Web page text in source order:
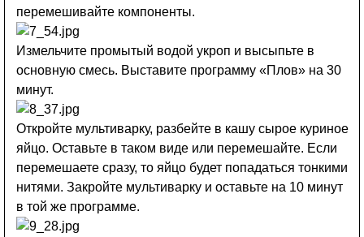
перемешивайте компоненты.
Измельчите промытый водой укроп и высыпьте в
основную смесь. Выставите программу «Плов» на 30
минут.
Откройте мультиварку, разбейте в кашу сырое куриное
яйцо. Оставьте в таком виде или перемешайте. Если
перемешаете сразу, то яйцо будет попадаться тонкими
нитями. Закройте мультиварку и оставьте на 10 минут
в той же программе.